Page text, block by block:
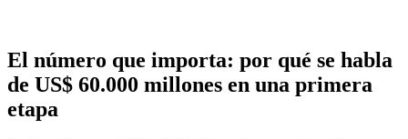
El número que importa: por qué se habla
de US$ 60.000 millones en una primera
etapa